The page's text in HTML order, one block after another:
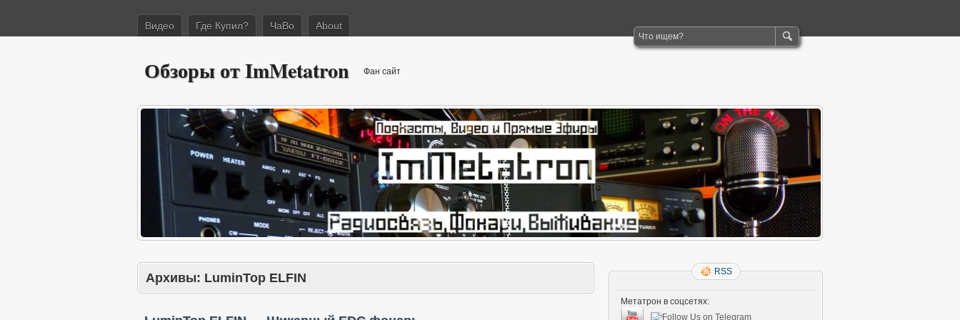
Видео Где Купил? ЧаВо About
Обзоры от ImMetatron Фан сайт
Архивы: LuminTop ELFIN RSS
Метатрон в соцсетях: